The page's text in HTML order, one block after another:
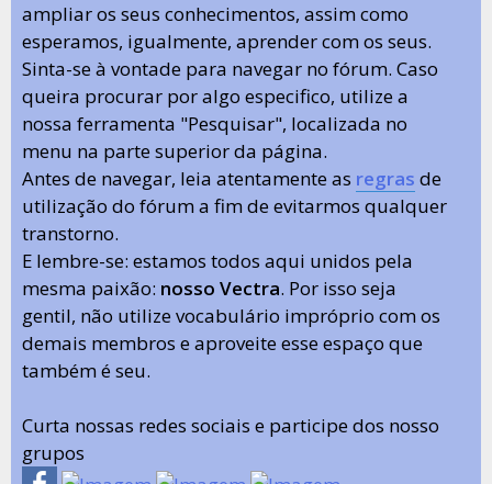
ampliar os seus conhecimentos, assim como
esperamos, igualmente, aprender com os seus.
Sinta-se à vontade para navegar no fórum. Caso
queira procurar por algo especifico, utilize a
nossa ferramenta "Pesquisar", localizada no
menu na parte superior da página.
Antes de navegar, leia atentamente as regras de
utilização do fórum a fim de evitarmos qualquer
transtorno.
E lembre-se: estamos todos aqui unidos pela
mesma paixão: nosso Vectra. Por isso seja
gentil, não utilize vocabulário impróprio com os
demais membros e aproveite esse espaço que
também é seu.
Curta nossas redes sociais e participe dos nosso
grupos